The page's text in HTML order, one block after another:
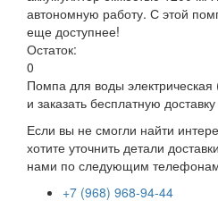
автономную работу. С этой
еще доступнее!
Остаток:
0
Помпа для воды
и заказать бесплатную
Если вы не смогли найти
хотите уточнить детали
нами по следующим
+7 (968) 968-94-44